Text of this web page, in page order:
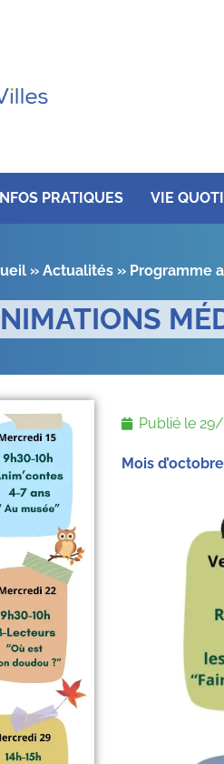
PRATIQUES VIE
» Actualités» Programme
Publié le
Mois